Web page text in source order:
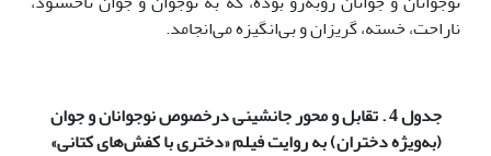
ناراحت، خسته، گریزان و بی‌انگیزه می‌انجامد.
جدول 4 . تقابل و محور جانشینی درخصوص نوجوانان و جوان
(به‌ویژه دختران) به روایت فیلم «دختری با کفش‌های کتانی»